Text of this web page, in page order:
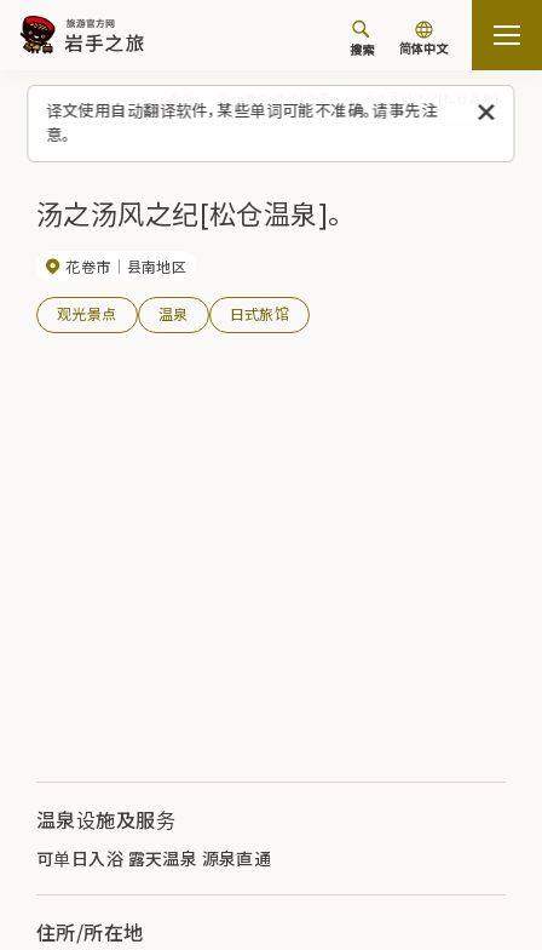
译文使用自动翻译软件，某些单词可能不准确。请事先注
意。
搜索 简体中文
汤之汤风之纪[松仓温泉]。
花卷市 县南地区
观光景点 温泉 日式旅馆
温泉设施及服务
可单日入浴 露天温泉 源泉直通
住所/所在地